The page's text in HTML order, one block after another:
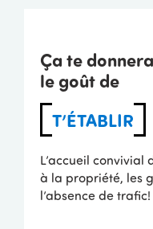
Ça te donnera
le goût de
T’ÉTABLIR
L’accueil convivial
à la propriété, les
l’absence de trafic!